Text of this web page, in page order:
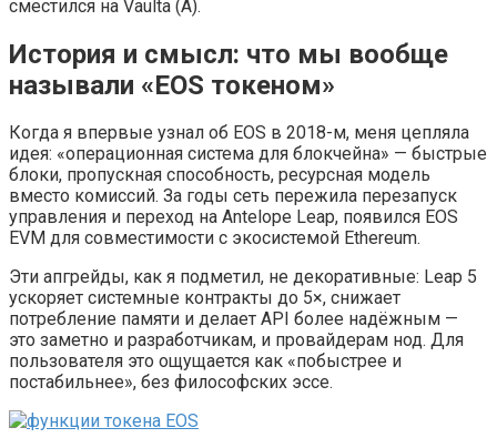
сместился на Vaulta (A).
История и смысл: что мы вообще
называли «EOS токеном»
Когда я впервые узнал об EOS в 2018-м, меня цепляла
идея: «операционная система для блокчейна» — быстрые
блоки, пропускная способность, ресурсная модель
вместо комиссий. За годы сеть пережила перезапуск
управления и переход на Antelope Leap, появился EOS
EVM для совместимости с экосистемой Ethereum.
Эти апгрейды, как я подметил, не декоративные: Leap 5
ускоряет системные контракты до 5×, снижает
потребление памяти и делает API более надёжным —
это заметно и разработчикам, и провайдерам нод. Для
пользователя это ощущается как «побыстрее и
постабильнее», без философских эссе.